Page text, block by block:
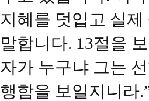
지혜를 덧입고 실
말합니다. 13절을
자가 누구냐 그는
행함을 보일지니라